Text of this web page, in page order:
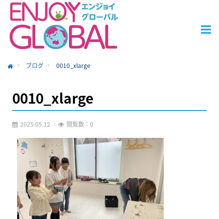
ブログ 0010_xlarge
0010_xlarge
2025.05.12 閲覧数：0